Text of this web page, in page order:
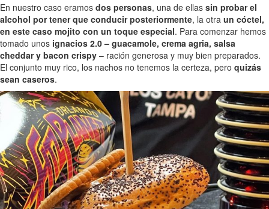
En nuestro caso eramos dos personas, una de ellas sin probar el
alcohol por tener que conducir posteriormente, la otra un cóctel,
en este caso mojito con un toque especial. Para comenzar hemos
tomado unos ignacios 2.0 – guacamole, crema agria, salsa
cheddar y bacon crispy – ración generosa y muy bien preparados.
El conjunto muy rico, los nachos no tenemos la certeza, pero quizás
sean caseros.